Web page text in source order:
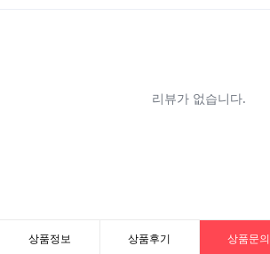
상품정보 상품후기 상품문의